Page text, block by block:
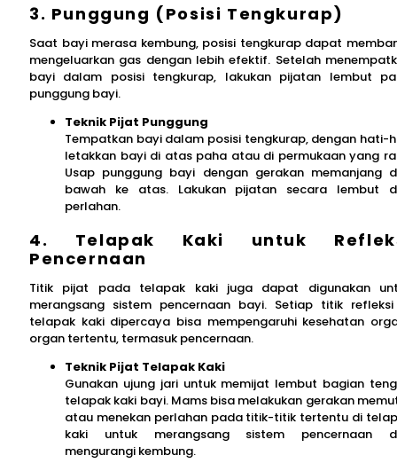
3. Punggung (Posisi Tengkurap)
Saat bayi merasa kembung, posisi tengkurap dapat
mengeluarkan gas dengan lebih efektif. Setelah
bayi dalam posisi tengkurap, lakukan pijatan lembut
punggung bayi.
Teknik Pijat Punggung
Tempatkan bayi dalam posisi tengkurap, dengan hati-
letakkan bayi di atas paha atau di permukaan yang
Usap punggung bayi dengan gerakan memanjang
bawah ke atas. Lakukan pijatan secara lembut
perlahan.
4. Telapak Kaki untuk
Pencernaan
Titik pijat pada telapak kaki juga dapat digunakan
merangsang sistem pencernaan bayi. Setiap titik
telapak kaki dipercaya bisa mempengaruhi kesehatan
organ tertentu, termasuk pencernaan.
Teknik Pijat Telapak Kaki
Gunakan ujung jari untuk memijat lembut bagian
telapak kaki bayi. Mams bisa melakukan gerakan
atau menekan perlahan pada titik-titik tertentu di
kaki untuk merangsang sistem pencernaan
mengurangi kembung.